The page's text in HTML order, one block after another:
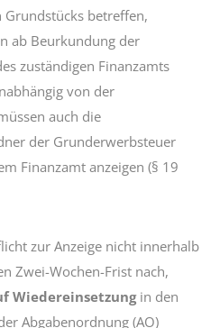
Grundstücks betreffen,
ab Beurkundung der
zuständigen Finanzamts
von der
auch die
der Grunderwerbsteuer
Finanzamt anzeigen (§ 19
zur Anzeige nicht innerhalb
Zwei-Wochen-Frist nach,
Wiedereinsetzungin den
Abgabenordnung (AO)